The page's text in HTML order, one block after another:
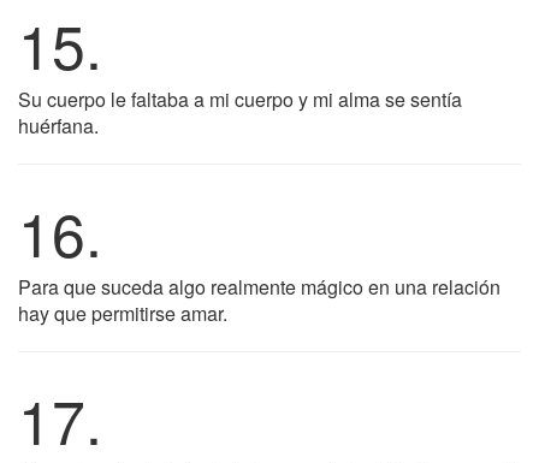
15.
Su cuerpo le faltaba a mi cuerpo y mi alma se sentía
huérfana.
16.
Para que suceda algo realmente mágico en una relación
hay que permitirse amar.
17.